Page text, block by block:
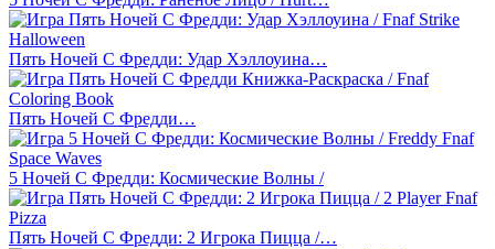
Пять Ночей С Фредди: Удар Хэллоуина…
Пять Ночей С Фредди…
5 Ночей С Фредди: Космические Волны /
Пять Ночей С Фредди: 2 Игрока Пицца /…